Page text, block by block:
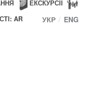
ЕКСКУРСІЇ
AR
УКР ENG